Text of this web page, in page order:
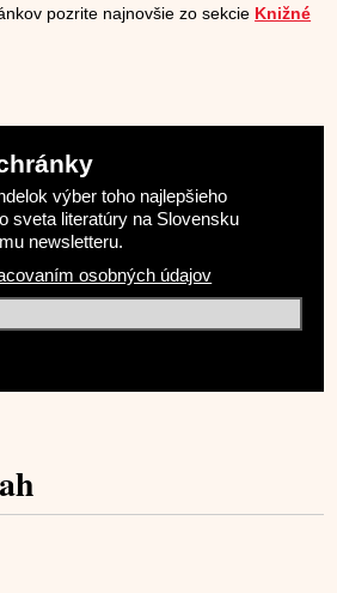
pozrite najnovšie zo sekcie Knižné
výber toho najlepšieho
sveta literatúry na Slovensku
newsletteru.
osobných údajov